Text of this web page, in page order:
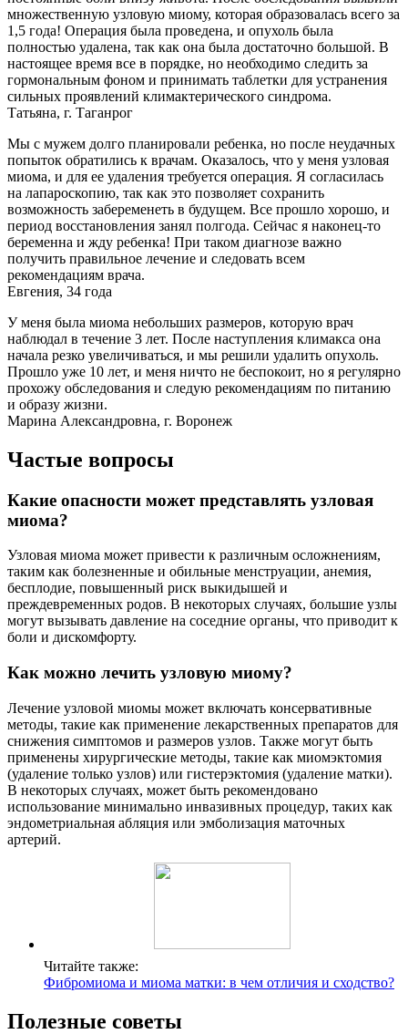
множественную узловую миому, которая образовалась всего за
1,5 года! Операция была проведена, и опухоль была
полностью удалена, так как она была достаточно большой. В
настоящее время все в порядке, но необходимо следить за
гормональным фоном и принимать таблетки для устранения
сильных проявлений климактерического синдрома.
Татьяна, г. Таганрог
Мы с мужем долго планировали ребенка, но после неудачных
попыток обратились к врачам. Оказалось, что у меня узловая
миома, и для ее удаления требуется операция. Я согласилась
на лапароскопию, так как это позволяет сохранить
возможность забеременеть в будущем. Все прошло хорошо, и
период восстановления занял полгода. Сейчас я наконец-то
беременна и жду ребенка! При таком диагнозе важно
получить правильное лечение и следовать всем
рекомендациям врача.
Евгения, 34 года
У меня была миома небольших размеров, которую врач
наблюдал в течение 3 лет. После наступления климакса она
начала резко увеличиваться, и мы решили удалить опухоль.
Прошло уже 10 лет, и меня ничто не беспокоит, но я регулярно
прохожу обследования и следую рекомендациям по питанию
и образу жизни.
Марина Александровна, г. Воронеж
Частые вопросы
Какие опасности может представлять узловая
миома?
Узловая миома может привести к различным осложнениям,
таким как болезненные и обильные менструации, анемия,
бесплодие, повышенный риск выкидышей и
преждевременных родов. В некоторых случаях, большие узлы
могут вызывать давление на соседние органы, что приводит к
боли и дискомфорту.
Как можно лечить узловую миому?
Лечение узловой миомы может включать консервативные
методы, такие как применение лекарственных препаратов для
снижения симптомов и размеров узлов. Также могут быть
применены хирургические методы, такие как миомэктомия
(удаление только узлов) или гистерэктомия (удаление матки).
В некоторых случаях, может быть рекомендовано
использование минимально инвазивных процедур, таких как
эндометриальная абляция или эмболизация маточных
артерий.
Читайте также:
Фибромиома и миома матки: в чем отличия и сходство?
Полезные советы